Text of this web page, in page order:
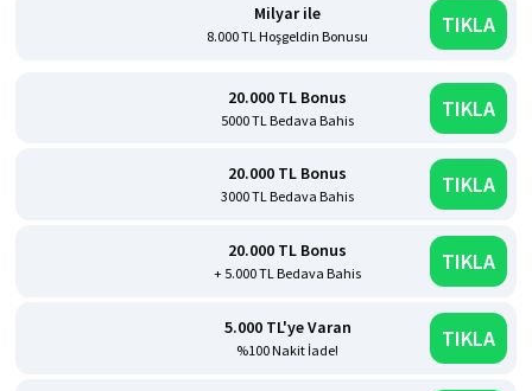
Milyar ile
8.000 TL Hoşgeldin Bonusu TIKLA
20.000 TL Bonus
5000 TL Bedava Bahis TIKLA
20.000 TL Bonus
3000 TL Bedava Bahis TIKLA
20.000 TL Bonus
+ 5.000 TL Bedava Bahis TIKLA
5.000 TL'ye Varan
%100 Nakit İade! TIKLA